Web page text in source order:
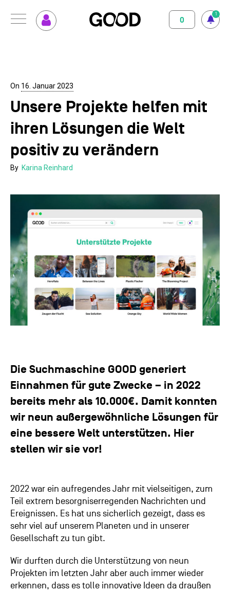
Menu
1
0
Abo abschliessen
GOOD einrichten
Magazin
Unterstützte Projekte
Spenden
Kontakt
On 16. Januar 2023
Unsere Projekte helfen mit
ihren Lösungen die Welt
positiv zu verändern
By Karina Reinhard
Die Suchmaschine GOOD generiert
Einnahmen für gute Zwecke – in 2022
bereits mehr als 10.000€. Damit konnten
wir neun außergewöhnliche Lösungen für
eine bessere Welt unterstützen. Hier
stellen wir sie vor!
2022 war ein aufregendes Jahr mit vielseitigen, zum
Teil extrem besorgniserregenden Nachrichten und
Ereignissen. Es hat uns sicherlich gezeigt, dass es
sehr viel auf unserem Planeten und in unserer
Gesellschaft zu tun gibt.
Wir durften durch die Unterstützung von neun
Projekten im letzten Jahr aber auch immer wieder
erkennen, dass es tolle innovative Ideen da draußen